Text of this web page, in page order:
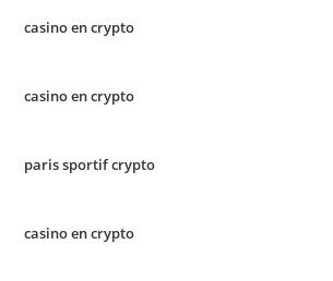
casino en crypto
casino en crypto
paris sportif crypto
casino en crypto